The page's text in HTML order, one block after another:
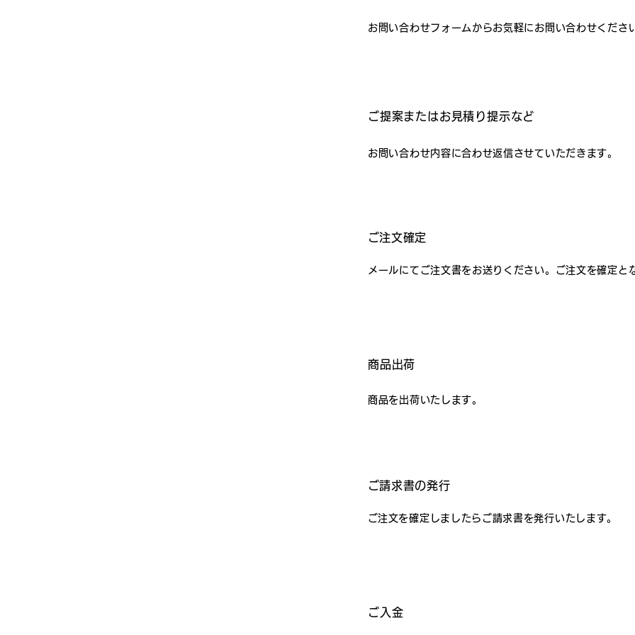
お問い合わせフォームからお気軽にお問い合わせくださ
ご提案またはお見積り提示など
お問い合わせ内容に合わせ返信させていただきます。
​ご注文確定
メールにてご注文書をお送りください。ご注文を確定と
商品出荷
商品を出荷いたします。
​ご請求書の発行
​ご注文を確定しましたらご請求書を発行いたします。
ご入金